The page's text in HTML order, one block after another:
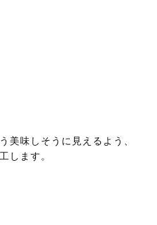
美味しそうに見えるよう、
します。